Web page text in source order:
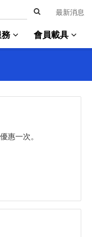
最新消息
務 會員載具
惠一次。